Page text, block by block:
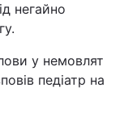
негайно
у немовлят
педіатр на